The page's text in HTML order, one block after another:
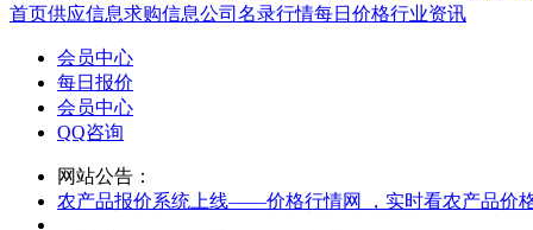
首页供应信息求购信息公司名录行情每日价格行业资讯
会员中心
每日报价
会员中心
QQ咨询
网站公告：
农产品报价系统上线——价格行情网 ，实时看农产品价